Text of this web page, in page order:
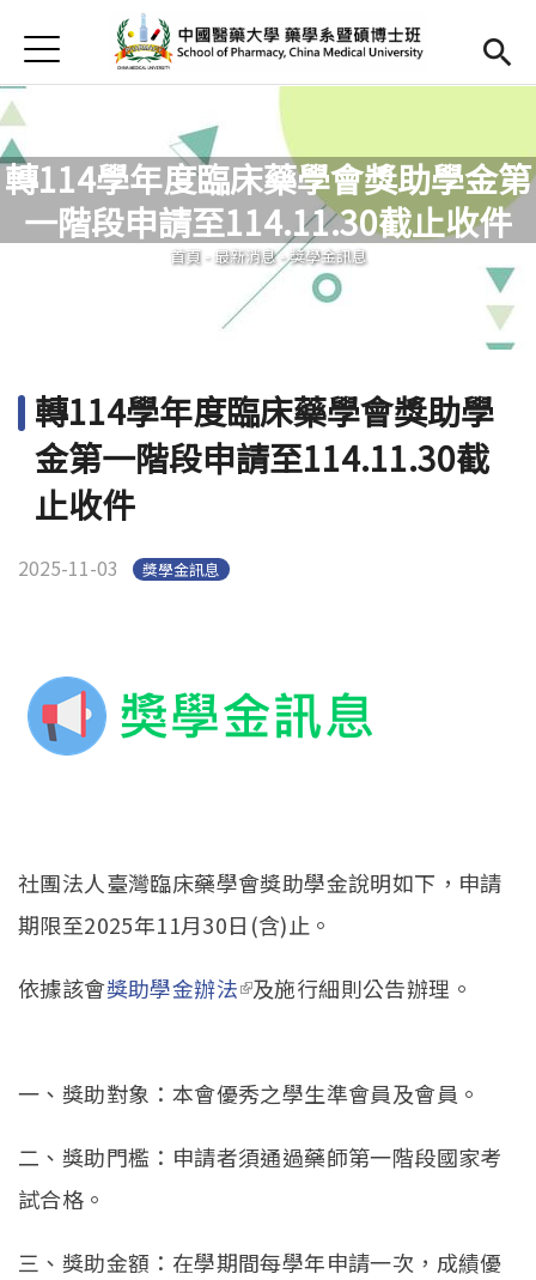
首頁
首頁
Open submenu (簡介)
簡介
Open submenu (師資陣容)
Open submenu (課程內容)
Open submenu (實習專區)
實習專區
English(link is external)
Jump to Main content
轉114學年度臨床藥學會獎助學金第
一階段申請至114.11.30截止收件
您在這裡
首頁 - 最新消息-獎學金訊息
轉114學年度臨床藥學會獎助學
金第一階段申請至114.11.30截
止收件
2025-11-03 獎學金訊息
社團法人臺灣臨床藥學會獎助學金說明如下，申請
期限至2025年11月30日(含)止。
依據該會獎助學金辦法(link is external)
及施行細則公告辦理。
一、獎助對象：本會優秀之學生準會員及會員。
二、獎助門檻：申請者須通過藥師第一階段國家考
試合格。
三、獎助金額：在學期間每學年申請一次，成績優